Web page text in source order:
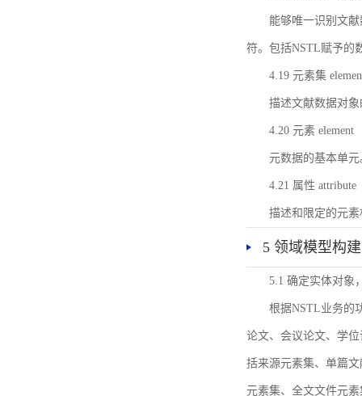
能够唯一识别文
符。包括NSTL赋予的
4.19 元素集
描述文献数据对
4.20 元素 element
元数据的基本单元
4.21 属性 attribute
描述和限定的元
5 领域模型构建
5.1 确定实体对象
根据NSTL业务的
论文、会议论文、学
括来源元素集、单篇
元素集、全文文件元